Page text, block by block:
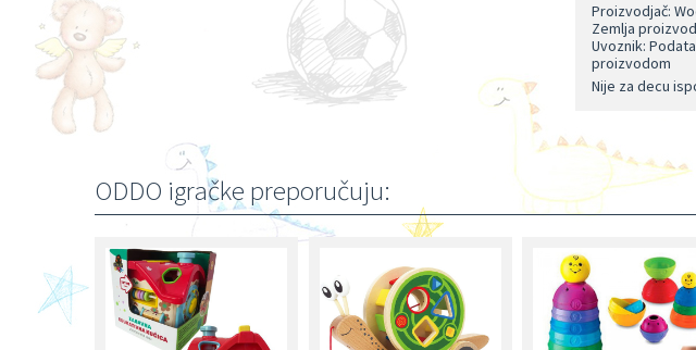
Proizvodjač:
Zemlja
Uvoznik:
proizvodom
Nije za decu
ODDO igračke preporučuju: